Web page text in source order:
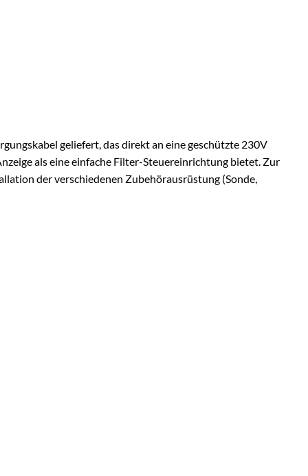
geliefert, das direkt an eine geschützte 230V
als eine einfache Filter-Steuereinrichtung bietet. Zur
der verschiedenen Zubehörausrüstung (Sonde,